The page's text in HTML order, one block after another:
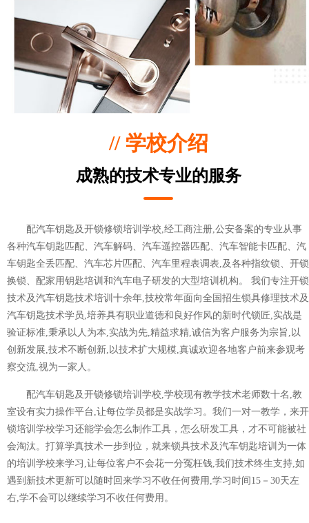
// 学校介绍
成熟的技术专业的服务
配汽车钥匙及开锁修锁培训学校,经工商注册,公安备案的专业从事
各种汽车钥匙匹配、汽车解码、汽车遥控器匹配、汽车智能卡匹配、汽
车钥匙全丢匹配、汽车芯片匹配、汽车里程表调表,及各种指纹锁、开锁
换锁、配家用钥匙培训和汽车电子研发的大型培训机构。 我们专注开锁
技术及汽车钥匙技术培训十余年,技校常年面向全国招生锁具修理技术及
汽车钥匙技术学员,培养具有职业道德和良好作风的新时代锁匠,实战是
验证标准,秉承以人为本,实战为先,精益求精,诚信为客户服务为宗旨,以
创新发展,技术不断创新,以技术扩大规模,真诚欢迎各地客户前来参观考
察交流,视为一家人。
配汽车钥匙及开锁修锁培训学校,学校现有教学技术老师数十名,教
室设有实力操作平台,让每位学员都是实战学习。我们一对一教学，来开
锁培训学校学习还能学会怎么制作工具，怎么研发工具，才不可能被社
会淘汰。打算学真技术一步到位，就来锁具技术及汽车钥匙培训为一体
的培训学校来学习,让每位客户不会花一分冤枉钱,我们技术终生支持,如
遇到新技术更新可以随时回来学习不收任何费用,学习时间15－30天左
右,学不会可以继续学习不收任何费用。